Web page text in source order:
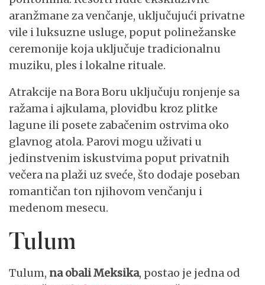
aranžmane za venčanje, uključujući privatne
vile i luksuzne usluge, poput polinežanske
ceremonije koja uključuje tradicionalnu
muziku, ples i lokalne rituale.
Atrakcije na Bora Boru uključuju ronjenje sa
ražama i ajkulama, plovidbu kroz plitke
lagune ili posete zabačenim ostrvima oko
glavnog atola. Parovi mogu uživati u
jedinstvenim iskustvima poput privatnih
večera na plaži uz sveće, što dodaje poseban
romantičan ton njihovom venčanju i
medenom mesecu.
Tulum
Tulum, na obali Meksika, postao je jedna od